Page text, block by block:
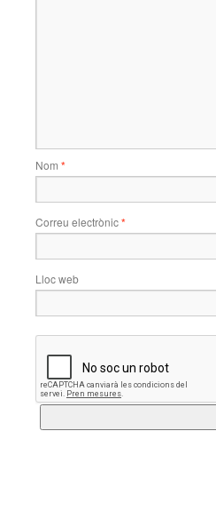
Nom *
Correu electrònic*
Lloc web